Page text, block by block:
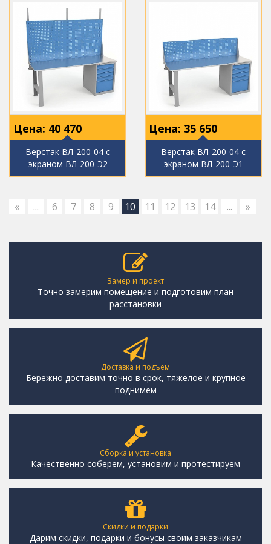
Цена: 40 470
Верстак ВЛ-200-04 с
экраном ВЛ-200-Э2
Цена: 35 650
Верстак ВЛ-200-04 с
экраном ВЛ-200-Э1
« ... 6 7 8 9 10 11 12 13 14 ... »
Замер и проект
Точно замерим помещение и подготовим план
расстановки
Доставка и подъем
Бережно доставим точно в срок, тяжелое и крупное
поднимем
Сборка и установка
Качественно соберем, установим и протестируем
Скидки и подарки
Дарим скидки, подарки и бонусы своим заказчикам